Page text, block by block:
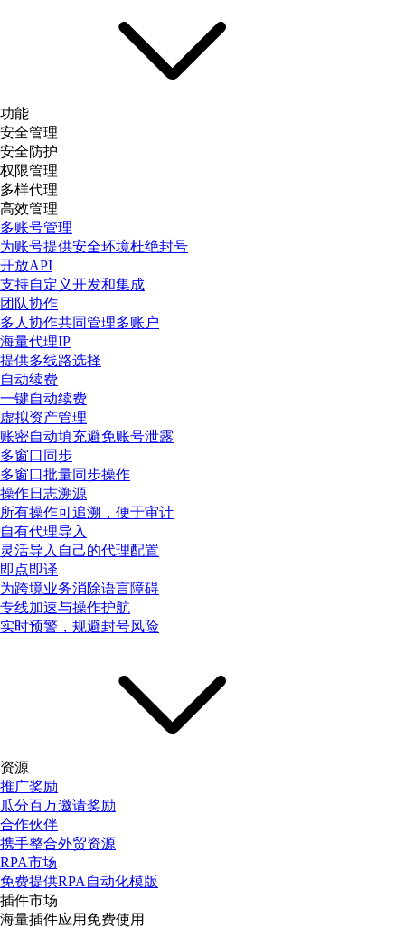
功能
安全管理
安全防护
权限管理
多样代理
高效管理
多账号管理
为账号提供安全环境杜绝封号
开放API
支持自定义开发和集成
团队协作
多人协作共同管理多账户
海量代理IP
提供多线路选择
自动续费
一键自动续费
虚拟资产管理
账密自动填充避免账号泄露
多窗口同步
多窗口批量同步操作
操作日志溯源
所有操作可追溯，便于审计
自有代理导入
灵活导入自己的代理配置
即点即译
为跨境业务消除语言障碍
专线加速与操作护航
实时预警，规避封号风险
资源
推广奖励
瓜分百万邀请奖励
合作伙伴
携手整合外贸资源
RPA市场
免费提供RPA自动化模版
插件市场
海量插件应用免费使用